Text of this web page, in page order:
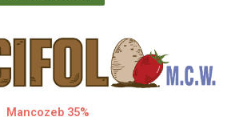
Mancozeb 35%